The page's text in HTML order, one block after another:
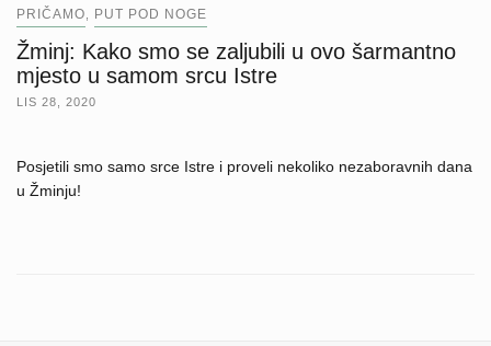
PRIČAMO PUT POD NOGE
Žminj: Kako smo se zaljubili u ovo šarmantno
mjesto u samom srcu Istre
LIS 28, 2020
Posjetili smo samo srce Istre i proveli nekoliko nezaboravnih dana
u Žminju!